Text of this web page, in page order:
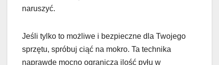
naruszyć.
Jeśli tylko to możliwe i bezpieczne dla Twojego
sprzętu, spróbuj ciąć na mokro. Ta technika
naprawdę mocno ogranicza ilość pyłu w